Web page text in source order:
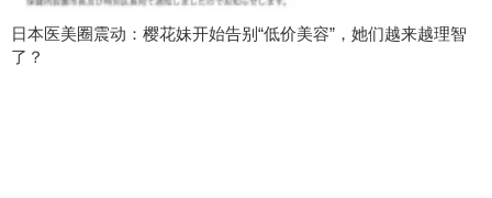
日本医美圈震动：樱花妹开始告别“低价美容”，她们越来越理智
了？